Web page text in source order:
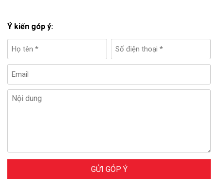
Ý kiến góp ý:
GỬI GÓP Ý